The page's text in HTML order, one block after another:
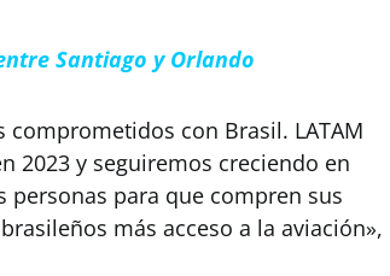
Santiago y Orlando
con Brasil. LATAM
2023 y seguiremos creciendo en
personas para que compren sus
más acceso a la aviación»,